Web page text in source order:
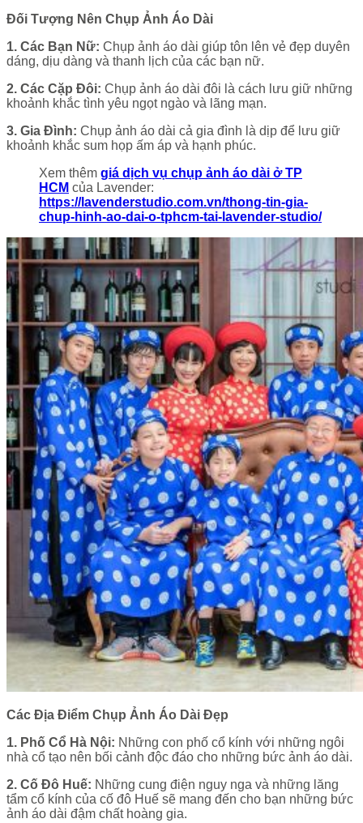
Đối Tượng Nên Chụp Ảnh Áo Dài
1. Các Bạn Nữ: Chụp ảnh áo dài giúp tôn lên vẻ đẹp duyên
dáng, dịu dàng và thanh lịch của các bạn nữ.
2. Các Cặp Đôi: Chụp ảnh áo dài đôi là cách lưu giữ những
khoảnh khắc tình yêu ngọt ngào và lãng mạn.
3. Gia Đình: Chụp ảnh áo dài cả gia đình là dịp để lưu giữ
khoảnh khắc sum họp ấm áp và hạnh phúc.
Xem thêm giá dịch vụ chụp ảnh áo dài ở TP
HCM của Lavender:
https://lavenderstudio.com.vn/thong-tin-gia-
chup-hinh-ao-dai-o-tphcm-tai-lavender-studio/
Các Địa Điểm Chụp Ảnh Áo Dài Đẹp
1. Phố Cổ Hà Nội: Những con phố cổ kính với những ngôi
nhà cổ tạo nên bối cảnh độc đáo cho những bức ảnh áo dài.
2. Cố Đô Huế: Những cung điện nguy nga và những lăng
tẩm cổ kính của cố đô Huế sẽ mang đến cho bạn những bức
ảnh áo dài đậm chất hoàng gia.